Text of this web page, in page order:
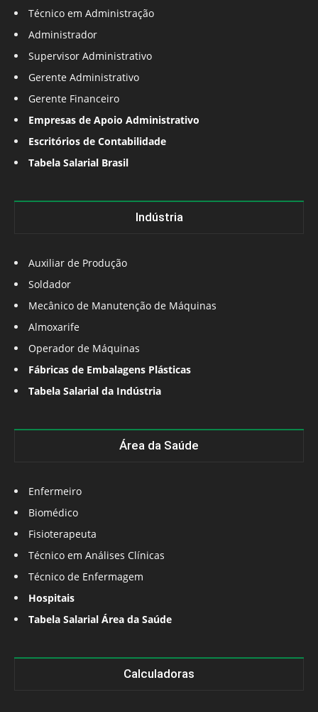
Técnico em Administração
Administrador
Supervisor Administrativo
Gerente Administrativo
Gerente Financeiro
Empresas de Apoio Administrativo
Escritórios de Contabilidade
Tabela Salarial Brasil
Indústria
Auxiliar de Produção
Soldador
Mecânico de Manutenção de Máquinas
Almoxarife
Operador de Máquinas
Fábricas de Embalagens Plásticas
Tabela Salarial da Indústria
Área da Saúde
Enfermeiro
Biomédico
Fisioterapeuta
Técnico em Análises Clínicas
Técnico de Enfermagem
Hospitais
Tabela Salarial Área da Saúde
Calculadoras